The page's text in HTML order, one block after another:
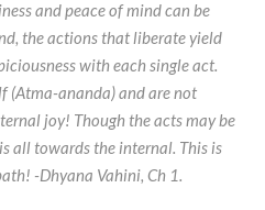
and peace of mind can be
the actions that liberate yield
with each single act.
(Atma-ananda) and are not
joy! Though the acts may be
all towards the internal. This is
-Dhyana Vahini, Ch 1.